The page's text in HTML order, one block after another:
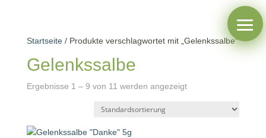
Startseite/ Produkte verschlagwortet mit „Gelenkssalbe“
Gelenkssalbe
Ergebnisse 1 – 9 von 11 werden angezeigt